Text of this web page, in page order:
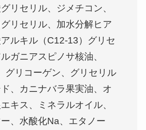
リセリル、ジメチコン、
リセリル、加水分解ヒア
ルキル（C12-13）グリセ
ガニアスピノサ核油、
グリコーゲン、グリセリル
、カニナバラ果実油、オ
キス、ミネラルオイル、
、水酸化Na、エタノー